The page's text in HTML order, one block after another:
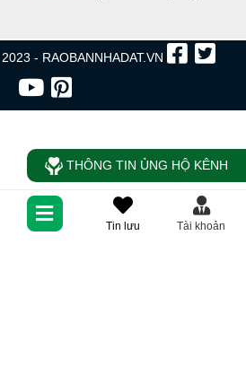
- RAOBANNHADAT.VN
Tin lưu Tài khoản
THÔNG TIN ỦNG HỘ KÊNH